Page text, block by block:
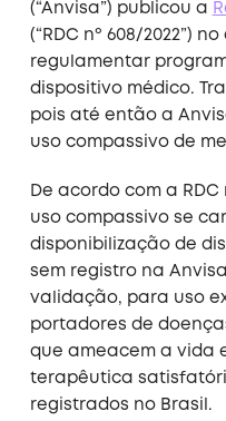
(“Anvisa”) publicou a
(“RDC nº 608/2022”)
regulamentar
dispositivo médico.
pois até então a
uso compassivo de
De acordo com a RDC
uso compassivo se
disponibilização de
sem registro na
validação, para uso
portadores de
que ameacem a vida
terapêutica
registrados no Brasil.